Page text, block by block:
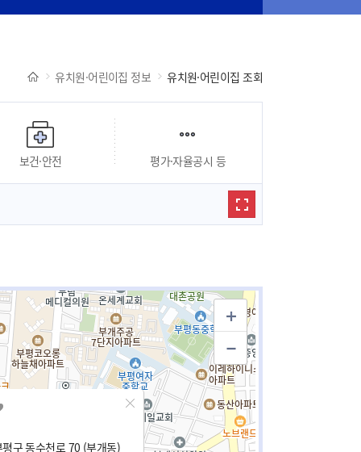
유치원·어린이집 정보 유치원·어린이집 조회
보건·안전 평가·자율공시 등
구 동수천로 70 (부개동)